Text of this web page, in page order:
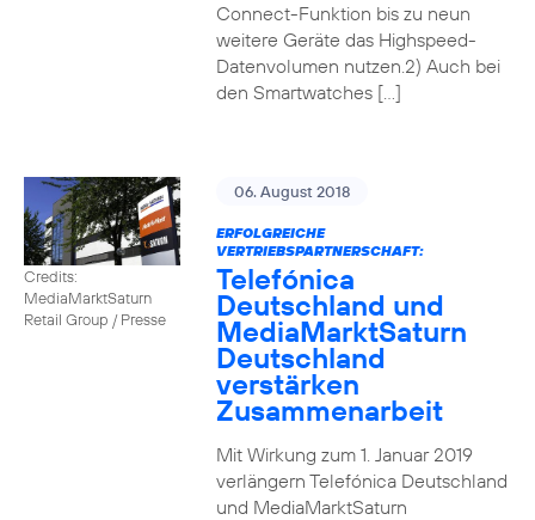
Connect-Funktion bis zu neun
weitere Geräte das Highspeed-
Datenvolumen nutzen.2) Auch bei
den Smartwatches […]
Credits:
MediaMarktSaturn
Retail Group / Presse
06. August 2018
ERFOLGREICHE
VERTRIEBSPARTNERSCHAFT:
Telefónica
Deutschland und
MediaMarktSaturn
Deutschland
verstärken
Zusammenarbeit
Mit Wirkung zum 1. Januar 2019
verlängern Telefónica Deutschland
und MediaMarktSaturn